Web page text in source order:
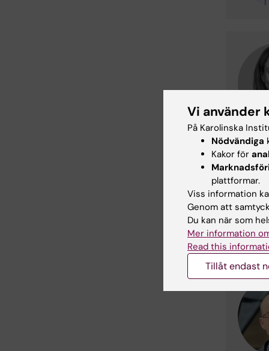
Vi använder
På Karolinska
Nödvändiga
Kakor för
plattformar.
Viss information
Genom att
Du kan när som
Mer information
Read this
Tillåt endast